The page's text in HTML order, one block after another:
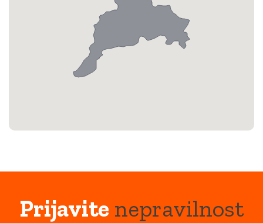
Prijavitenepravilnost